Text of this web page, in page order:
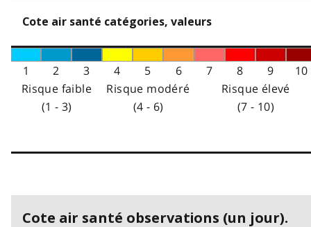
Cote air santé catégories, valeurs
1 2 3 4 5 6 7 8 9
10
Risque faible
(1 - 3)
Risque modéré
(4 - 6)
Risque élevé
(7 - 10)
Cote air santé observations (un jour).